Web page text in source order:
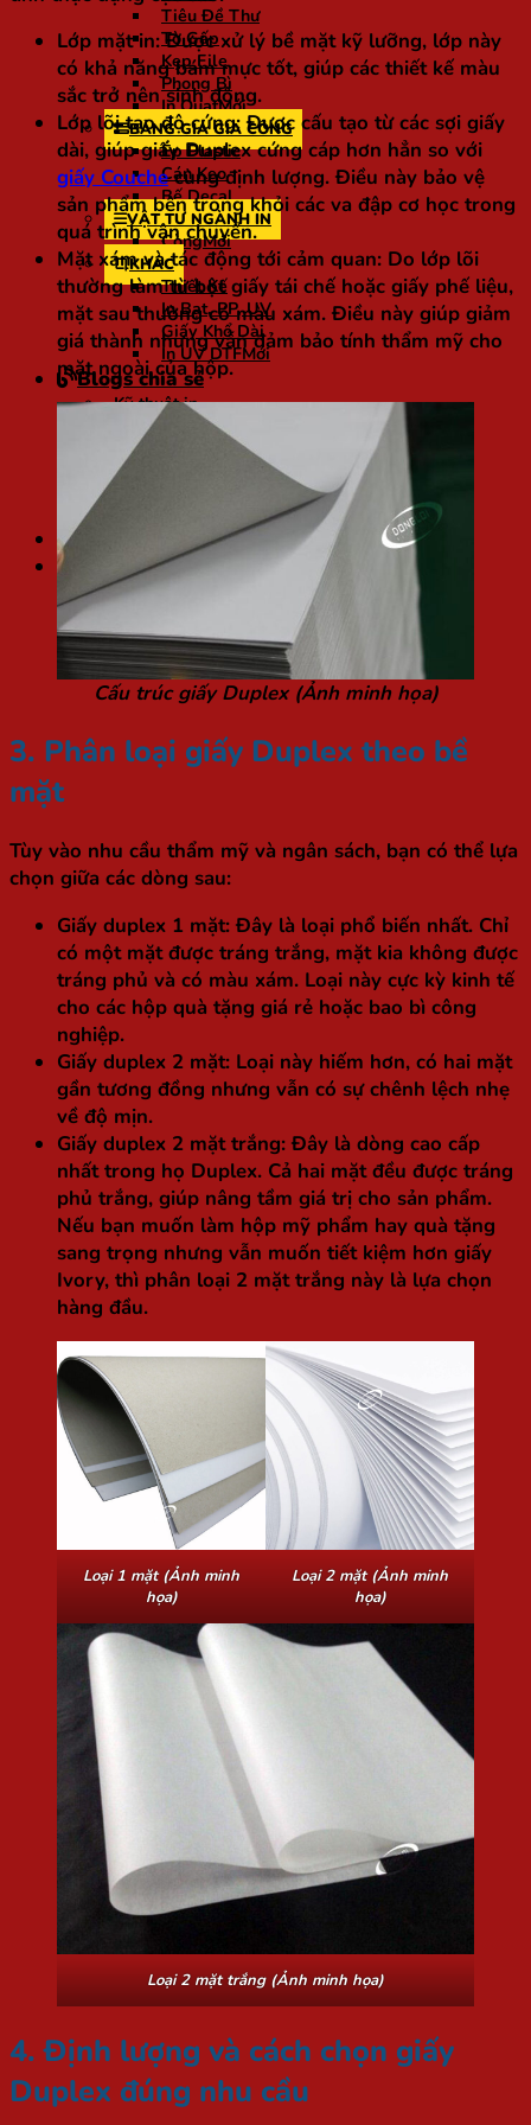
Tiêu Đề Thư
Tờ Gấp
Kẹp File
Phong Bì
In Quạt
BẢNG GIÁ GIA CÔNG
Ép Plastic
Cán Keo
Bế Decal
VẬT TƯ NGÀNH IN
Còng
KHÁC
Thiết Kế
In Bạt, PP, UV
Giấy Khổ Dài
In UV DTF
Blogs chia sẻ
Kỹ thuật in
Gia công
Chất liệu ngành in
Kiến thức in ấn
Túi / Hộp quà Tết
Tìm
kiếm:
Lớp mặt in:Được xử lý bề mặt kỹ lưỡng, lớp này
có khả năng bám mực tốt, giúp các thiết kế màu
sắc trở nên sinh động.
Lớp lõi tạo độ cứng:Được cấu tạo từ các sợi giấy
dài, giúp giấy Duplex cứng cáp hơn hẳn so với
giấy Couchecùng định lượng. Điều này bảo vệ
sản phẩm bên trong khỏi các va đập cơ học trong
quá trình vận chuyển.
Mặt xám và tác động tới cảm quan: Do lớp lõi
thường làm từ bột giấy tái chế hoặc giấy phế liệu,
mặt sau thường có màu xám. Điều này giúp giảm
giá thành nhưng vẫn đảm bảo tính thẩm mỹ cho
mặt ngoài của hộp.
Cấu trúc giấy Duplex (Ảnh minh họa)
3. Phân loại giấy Duplex theo bề
mặt
Tùy vào nhu cầu thẩm mỹ và ngân sách, bạn có thể lựa
chọn giữa các dòng sau:
Giấy duplex 1 mặt: Đây là loại phổ biến nhất. Chỉ
có một mặt được tráng trắng, mặt kia không được
tráng phủ và có màu xám. Loại này cực kỳ kinh tế
cho các hộp quà tặng giá rẻ hoặc bao bì công
nghiệp.
Giấy duplex 2 mặt: Loại này hiếm hơn, có hai mặt
gần tương đồng nhưng vẫn có sự chênh lệch nhẹ
về độ mịn.
Giấy duplex 2 mặt trắng: Đây là dòng cao cấp
nhất trong họ Duplex. Cả hai mặt đều được tráng
phủ trắng, giúp nâng tầm giá trị cho sản phẩm.
Nếu bạn muốn làm hộp mỹ phẩm hay quà tặng
sang trọng nhưng vẫn muốn tiết kiệm hơn giấy
Ivory, thì phân loại 2 mặt trắng này là lựa chọn
hàng đầu.
Loại 1 mặt (Ảnh minh
họa)
Loại 2 mặt (Ảnh minh
họa)
Loại 2 mặt trắng (Ảnh minh họa)
4. Định lượng và cách chọn giấy
Duplex đúng nhu cầu